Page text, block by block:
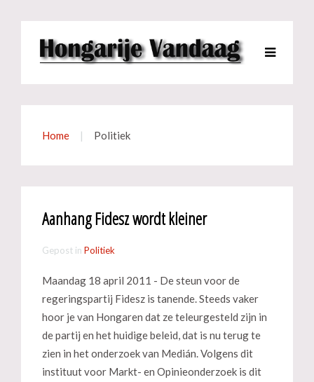
Home Politiek
Aanhang Fidesz wordt kleiner
Gepost in Politiek
Maandag 18 april 2011 - De steun voor de
regeringspartij Fidesz is tanende. Steeds vaker
hoor je van Hongaren dat ze teleurgesteld zijn in
de partij en het huidige beleid, dat is nu terug te
zien in het onderzoek van Medián. Volgens dit
instituut voor Markt- en Opinieonderzoek is dit